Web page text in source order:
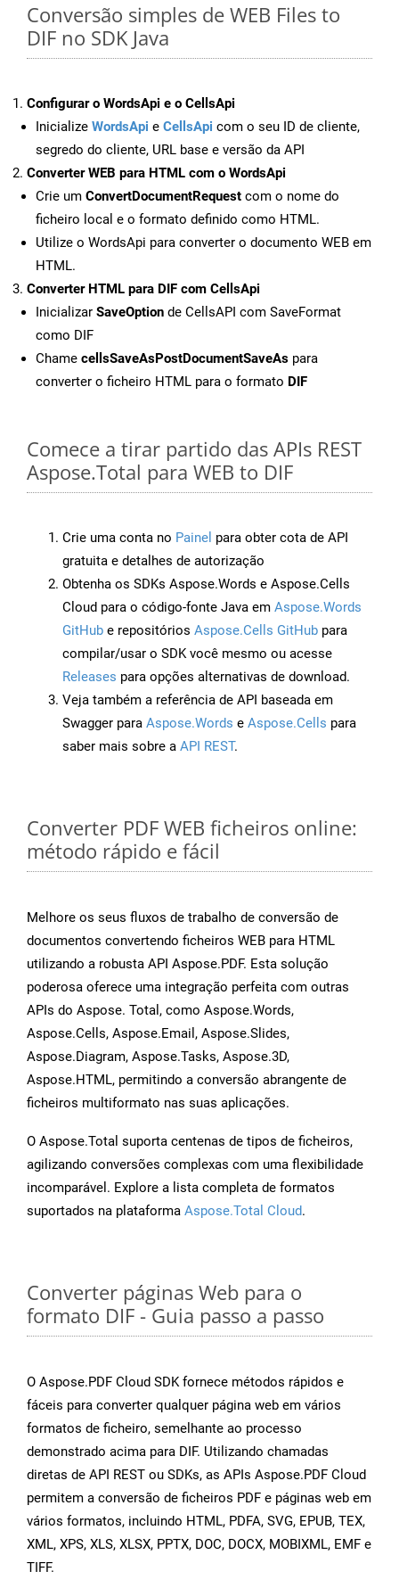
Conversão simples de WEB Files to
DIF no SDK Java
Configurar o WordsApi e o CellsApi
Inicialize WordsApi e CellsApi com o seu ID de cliente,
segredo do cliente, URL base e versão da API
Converter WEB para HTML com o WordsApi
Crie um ConvertDocumentRequest com o nome do
ficheiro local e o formato definido como HTML.
Utilize o WordsApi para converter o documento WEB em
HTML.
Converter HTML para DIF com CellsApi
Inicializar SaveOption de CellsAPI com SaveFormat
como DIF
Chame cellsSaveAsPostDocumentSaveAs para
converter o ficheiro HTML para o formato DIF
Comece a tirar partido das APIs REST
Aspose.Total para WEB to DIF
Crie uma conta no Painel para obter cota de API
gratuita e detalhes de autorização
Obtenha os SDKs Aspose.Words e Aspose.Cells
Cloud para o código-fonte Java em Aspose.Words
GitHub e repositórios Aspose.Cells GitHub para
compilar/usar o SDK você mesmo ou acesse
Releases para opções alternativas de download.
Veja também a referência de API baseada em
Swagger para Aspose.Words e Aspose.Cells para
saber mais sobre a API REST.
Converter PDF WEB ficheiros online:
método rápido e fácil
Melhore os seus fluxos de trabalho de conversão de
documentos convertendo ficheiros WEB para HTML
utilizando a robusta API Aspose.PDF. Esta solução
poderosa oferece uma integração perfeita com outras
APIs do Aspose. Total, como Aspose.Words,
Aspose.Cells, Aspose.Email, Aspose.Slides,
Aspose.Diagram, Aspose.Tasks, Aspose.3D,
Aspose.HTML, permitindo a conversão abrangente de
ficheiros multiformato nas suas aplicações.
O Aspose.Total suporta centenas de tipos de ficheiros,
agilizando conversões complexas com uma flexibilidade
incomparável. Explore a lista completa de formatos
suportados na plataforma Aspose.Total Cloud.
Converter páginas Web para o
formato DIF - Guia passo a passo
O Aspose.PDF Cloud SDK fornece métodos rápidos e
fáceis para converter qualquer página web em vários
formatos de ficheiro, semelhante ao processo
demonstrado acima para DIF. Utilizando chamadas
diretas de API REST ou SDKs, as APIs Aspose.PDF Cloud
permitem a conversão de ficheiros PDF e páginas web em
vários formatos, incluindo HTML, PDFA, SVG, EPUB, TEX,
XML, XPS, XLS, XLSX, PPTX, DOC, DOCX, MOBIXML, EMF e
TIFF.